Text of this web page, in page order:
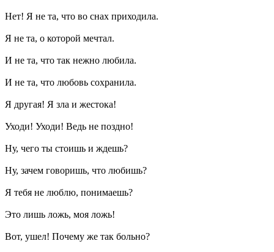
Нет! Я не та, что во снах приходила.
Я не та, о которой мечтал.
И не та, что так нежно любила.
И не та, что любовь сохранила.
Я другая! Я зла и жестока!
Уходи! Уходи! Ведь не поздно!
Ну, чего ты стоишь и ждешь?
Ну, зачем говоришь, что любишь?
Я тебя не люблю, понимаешь?
Это лишь ложь, моя ложь!
Вот, ушел! Почему же так больно?